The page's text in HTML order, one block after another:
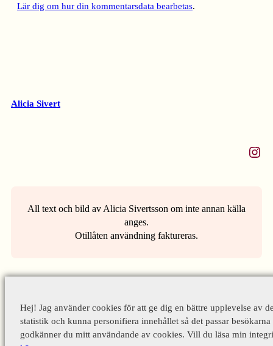
Lär dig om hur din kommentarsdata bearbetas.
Alicia Sivert
Instagram
All text och bild av Alicia Sivertsson om inte annan källa
anges.
Otillåten användning faktureras.
Hej! Jag använder cookies för att ge dig en bättre upplevelse av
statistik och kunna personifiera innehållet så det passar
godkänner du mitt användande av cookies. Vill du läsa min